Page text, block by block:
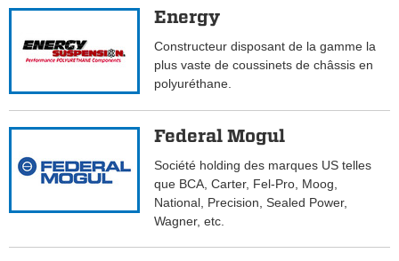
Energy
Constructeur disposant de la gamme la
plus vaste de coussinets de châssis en
polyuréthane.
Federal Mogul
Société holding des marques US telles
que BCA, Carter, Fel-Pro, Moog,
National, Precision, Sealed Power,
Wagner, etc.